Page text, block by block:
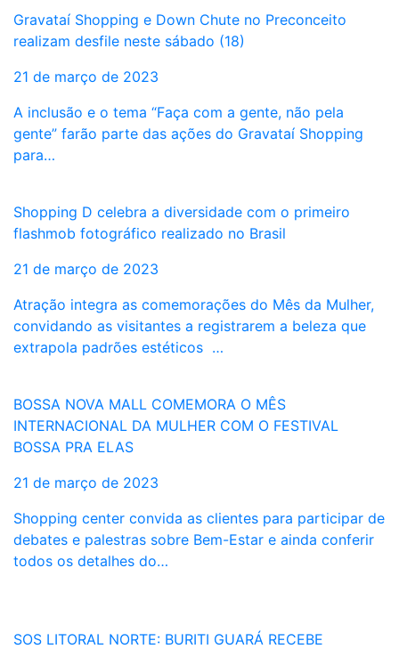
Gravataí Shopping e Down Chute no Preconceito
realizam desfile neste sábado (18)
21 de março de 2023
A inclusão e o tema “Faça com a gente, não pela
gente” farão parte das ações do Gravataí Shopping
para…
Shopping D celebra a diversidade com o primeiro
flashmob fotográfico realizado no Brasil
21 de março de 2023
Atração integra as comemorações do Mês da Mulher,
convidando as visitantes a registrarem a beleza que
extrapola padrões estéticos …
BOSSA NOVA MALL COMEMORA O MÊS
INTERNACIONAL DA MULHER COM O FESTIVAL
BOSSA PRA ELAS
21 de março de 2023
Shopping center convida as clientes para participar de
debates e palestras sobre Bem-Estar e ainda conferir
todos os detalhes do…
SOS LITORAL NORTE: BURITI GUARÁ RECEBE